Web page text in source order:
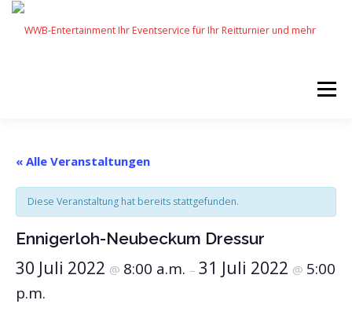
Zum
springen
Menü
UNSERE PARTNER IMPRESSUM
« Alle Veranstaltungen
Diese Veranstaltung hat bereits stattgefunden.
Ennigerloh-Neubeckum Dressur
30 Juli 2022 @ 8:00 a.m. – 31 Juli 2022 @ 5:00
p.m.